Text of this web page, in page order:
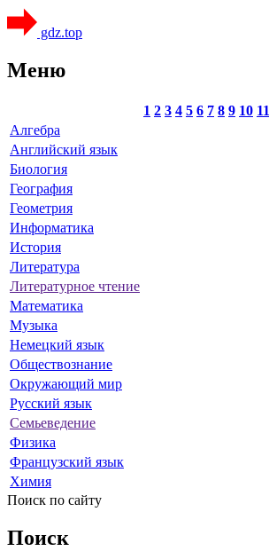
gdz.top
Меню
1 2 3 4 5 6 7 8 9 10 11
Алгебра
Английский язык
Биология
География
Геометрия
Информатика
История
Литература
Литературное чтение
Математика
Музыка
Немецкий язык
Обществознание
Окружающий мир
Русский язык
Семьеведение
Физика
Французский язык
Химия
Поиск по сайту
Поиск